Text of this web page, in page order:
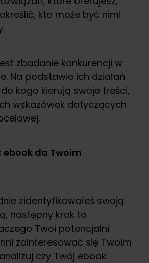
kto może być nimi
zbadanie konkurencji w
Na podstawie ich działań
kogo kierują swoje treści,
wskazówek dotyczących
ebook da Twoim
zidentyfikowałeś swoją
następny krok to
Twoi potencjalni
zainteresować się Twoim
czy Twój ebook: